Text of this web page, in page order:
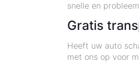
snelle en
Gratis
Heeft uw auto
met ons op voor